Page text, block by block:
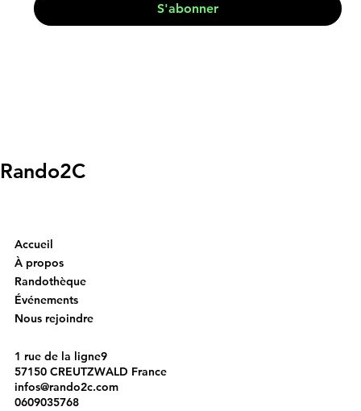
S'abonner
Rando2C
Accueil
À propos
Randothèque
Événements
Nous rejoindre
1 rue de la ligne9
57150 CREUTZWALD France
infos@rando2c.com
0609035768